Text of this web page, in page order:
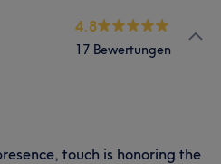
4.8
17 Bewertungen
touch is honoring the